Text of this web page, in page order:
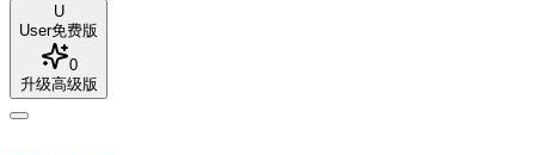
U
User免费版
0
升级高级版